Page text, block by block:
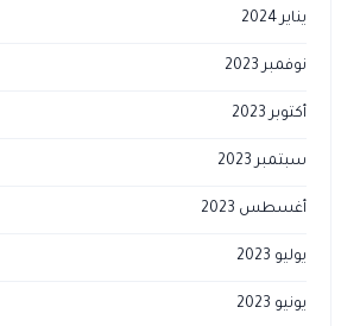
يناير 2024
نوفمبر 2023
أكتوبر 2023
سبتمبر 2023
أغسطس 2023
يوليو 2023
يونيو 2023